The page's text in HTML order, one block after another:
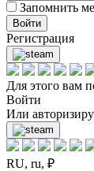
Запомнить
Войти
Регистрация
Для этого вам
Войти
Или
RU, ru, ₽